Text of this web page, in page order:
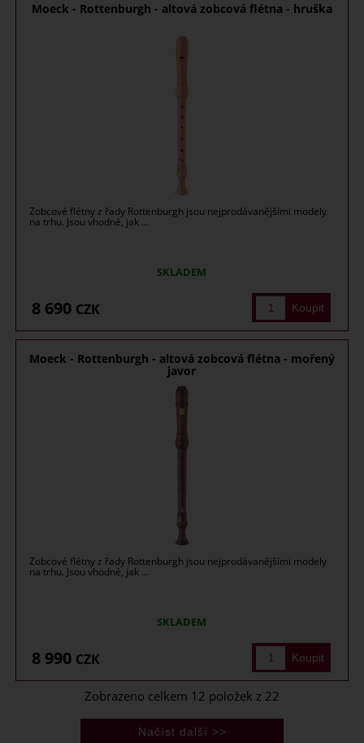
Moeck - Rottenburgh - altová zobcová flétna - hruška
Zobcové flétny z řady Rottenburgh jsou nejprodávanějšími modely
na trhu. Jsou vhodné, jak ...
SKLADEM
8 690 CZK
Moeck - Rottenburgh - altová zobcová flétna - mořený
javor
Zobcové flétny z řady Rottenburgh jsou nejprodávanějšími modely
na trhu. Jsou vhodné, jak ...
SKLADEM
8 990 CZK
Zobrazeno celkem 12 položek z 22